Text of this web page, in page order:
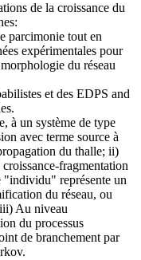
de la croissance du
parcimonie tout en
expérimentales pour
du réseau
et des EDPS and
à un système de type
avec terme source à
du thalle; ii)
fragmentation
"individu" représente un
du réseau, ou
Au niveau
du processus
de branchement par